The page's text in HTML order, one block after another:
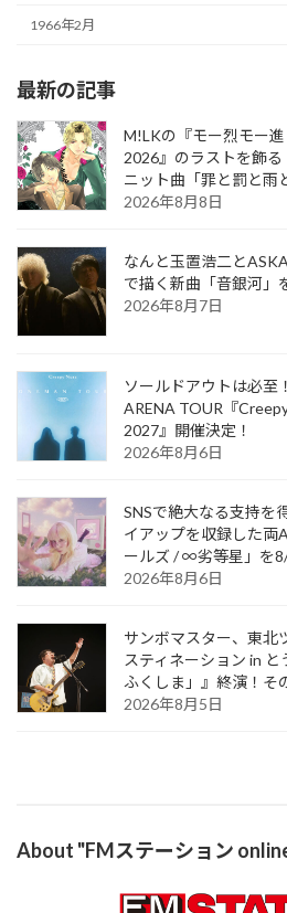
1966年2月
最新の記事
M!LKの『モー烈モー
2026』のラストを飾
ニット曲「罪と罰と雨
2026年8月8日
なんと玉置浩二と
で描く新曲「音銀河」
2026年8月7日
ソールドアウトは必至
ARENA TOUR『
2027』開催決定！
2026年8月6日
SNSで絶大なる支持を
イアップを収録した両
ールズ / ∞劣等星」を
2026年8月6日
サンボマスター、東北
スティネーション in
ふくしま」』終演！そ
2026年8月5日
About "FMステーション